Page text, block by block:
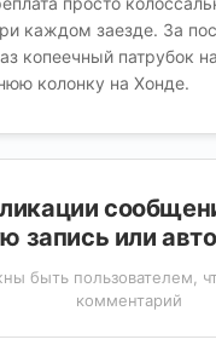
каждом заезде. За
копеечный патрубок
колонку на Хонде.
запись или
быть пользователем,
комментарий